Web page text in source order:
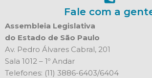
Fale com a
Assembleia Legislativa
do Estado de São Paulo
Av. Pedro Álvares Cabral, 201
Sala 1012 – 1º Andar
Telefones: (11) 3886-6403/6404